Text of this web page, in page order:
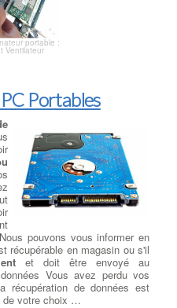
portable :
Ventilateur
Portables
pouvons vous informer en
récupérable en magasin ou s'il
et doit être envoyé au
Vous avez perdu vos
récupération de données est
de votre choix …